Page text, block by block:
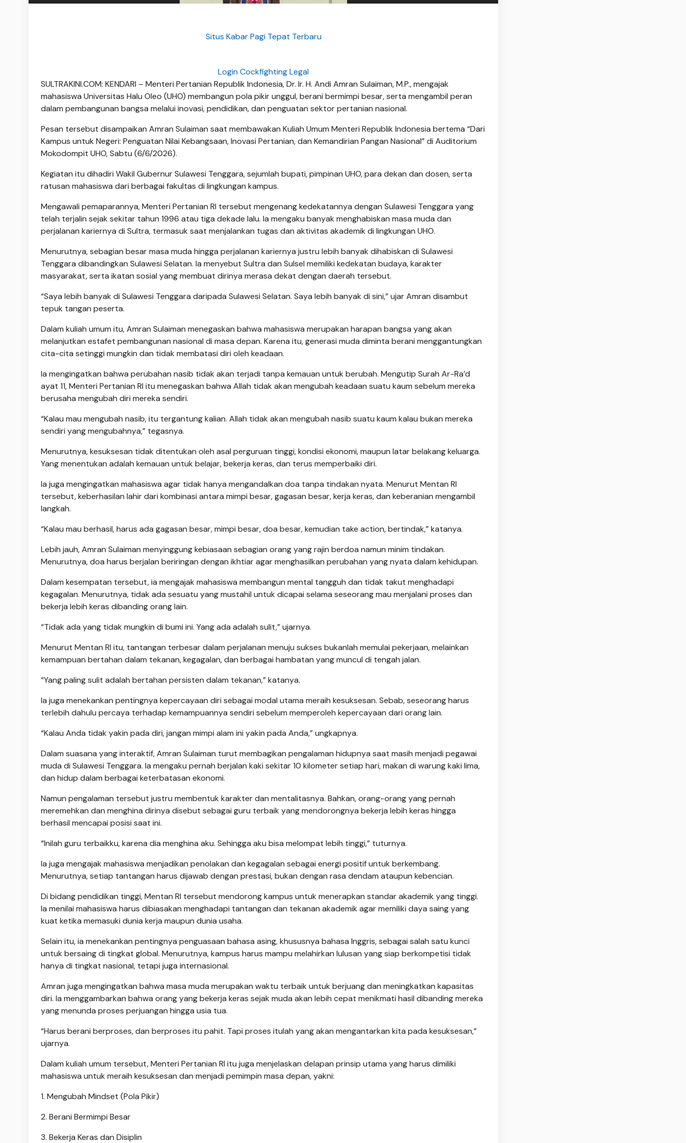
Situs Kabar Pagi Tepat Terbaru
Login Cockfighting Legal
SULTRAKINI.COM: KENDARI – Menteri Pertanian Republik Indonesia, Dr. Ir. H. Andi Amran Sulaiman, M.P., mengajak
mahasiswa Universitas Halu Oleo (UHO) membangun pola pikir unggul, berani bermimpi besar, serta mengambil peran
dalam pembangunan bangsa melalui inovasi, pendidikan, dan penguatan sektor pertanian nasional.
Pesan tersebut disampaikan Amran Sulaiman saat membawakan Kuliah Umum Menteri Republik Indonesia bertema “Dari
Kampus untuk Negeri: Penguatan Nilai Kebangsaan, Inovasi Pertanian, dan Kemandirian Pangan Nasional” di Auditorium
Mokodompit UHO, Sabtu (6/6/2026).
Kegiatan itu dihadiri Wakil Gubernur Sulawesi Tenggara, sejumlah bupati, pimpinan UHO, para dekan dan dosen, serta
ratusan mahasiswa dari berbagai fakultas di lingkungan kampus.
Mengawali pemaparannya, Menteri Pertanian RI tersebut mengenang kedekatannya dengan Sulawesi Tenggara yang
telah terjalin sejak sekitar tahun 1996 atau tiga dekade lalu. Ia mengaku banyak menghabiskan masa muda dan
perjalanan kariernya di Sultra, termasuk saat menjalankan tugas dan aktivitas akademik di lingkungan UHO.
Menurutnya, sebagian besar masa muda hingga perjalanan kariernya justru lebih banyak dihabiskan di Sulawesi
Tenggara dibandingkan Sulawesi Selatan. Ia menyebut Sultra dan Sulsel memiliki kedekatan budaya, karakter
masyarakat, serta ikatan sosial yang membuat dirinya merasa dekat dengan daerah tersebut.
“Saya lebih banyak di Sulawesi Tenggara daripada Sulawesi Selatan. Saya lebih banyak di sini,” ujar Amran disambut
tepuk tangan peserta.
Dalam kuliah umum itu, Amran Sulaiman menegaskan bahwa mahasiswa merupakan harapan bangsa yang akan
melanjutkan estafet pembangunan nasional di masa depan. Karena itu, generasi muda diminta berani menggantungkan
cita-cita setinggi mungkin dan tidak membatasi diri oleh keadaan.
Ia mengingatkan bahwa perubahan nasib tidak akan terjadi tanpa kemauan untuk berubah. Mengutip Surah Ar-Ra’d
ayat 11, Menteri Pertanian RI itu menegaskan bahwa Allah tidak akan mengubah keadaan suatu kaum sebelum mereka
berusaha mengubah diri mereka sendiri.
“Kalau mau mengubah nasib, itu tergantung kalian. Allah tidak akan mengubah nasib suatu kaum kalau bukan mereka
sendiri yang mengubahnya,” tegasnya.
Menurutnya, kesuksesan tidak ditentukan oleh asal perguruan tinggi, kondisi ekonomi, maupun latar belakang keluarga.
Yang menentukan adalah kemauan untuk belajar, bekerja keras, dan terus memperbaiki diri.
Ia juga mengingatkan mahasiswa agar tidak hanya mengandalkan doa tanpa tindakan nyata. Menurut Mentan RI
tersebut, keberhasilan lahir dari kombinasi antara mimpi besar, gagasan besar, kerja keras, dan keberanian mengambil
langkah.
“Kalau mau berhasil, harus ada gagasan besar, mimpi besar, doa besar, kemudian take action, bertindak,” katanya.
Lebih jauh, Amran Sulaiman menyinggung kebiasaan sebagian orang yang rajin berdoa namun minim tindakan.
Menurutnya, doa harus berjalan beriringan dengan ikhtiar agar menghasilkan perubahan yang nyata dalam kehidupan.
Dalam kesempatan tersebut, ia mengajak mahasiswa membangun mental tangguh dan tidak takut menghadapi
kegagalan. Menurutnya, tidak ada sesuatu yang mustahil untuk dicapai selama seseorang mau menjalani proses dan
bekerja lebih keras dibanding orang lain.
“Tidak ada yang tidak mungkin di bumi ini. Yang ada adalah sulit,” ujarnya.
Menurut Mentan RI itu, tantangan terbesar dalam perjalanan menuju sukses bukanlah memulai pekerjaan, melainkan
kemampuan bertahan dalam tekanan, kegagalan, dan berbagai hambatan yang muncul di tengah jalan.
“Yang paling sulit adalah bertahan persisten dalam tekanan,” katanya.
Ia juga menekankan pentingnya kepercayaan diri sebagai modal utama meraih kesuksesan. Sebab, seseorang harus
terlebih dahulu percaya terhadap kemampuannya sendiri sebelum memperoleh kepercayaan dari orang lain.
“Kalau Anda tidak yakin pada diri, jangan mimpi alam ini yakin pada Anda,” ungkapnya.
Dalam suasana yang interaktif, Amran Sulaiman turut membagikan pengalaman hidupnya saat masih menjadi pegawai
muda di Sulawesi Tenggara. Ia mengaku pernah berjalan kaki sekitar 10 kilometer setiap hari, makan di warung kaki lima,
dan hidup dalam berbagai keterbatasan ekonomi.
Namun pengalaman tersebut justru membentuk karakter dan mentalitasnya. Bahkan, orang-orang yang pernah
meremehkan dan menghina dirinya disebut sebagai guru terbaik yang mendorongnya bekerja lebih keras hingga
berhasil mencapai posisi saat ini.
“Inilah guru terbaikku, karena dia menghina aku. Sehingga aku bisa melompat lebih tinggi,” tuturnya.
Ia juga mengajak mahasiswa menjadikan penolakan dan kegagalan sebagai energi positif untuk berkembang.
Menurutnya, setiap tantangan harus dijawab dengan prestasi, bukan dengan rasa dendam ataupun kebencian.
Di bidang pendidikan tinggi, Mentan RI tersebut mendorong kampus untuk menerapkan standar akademik yang tinggi.
Ia menilai mahasiswa harus dibiasakan menghadapi tantangan dan tekanan akademik agar memiliki daya saing yang
kuat ketika memasuki dunia kerja maupun dunia usaha.
Selain itu, ia menekankan pentingnya penguasaan bahasa asing, khususnya bahasa Inggris, sebagai salah satu kunci
untuk bersaing di tingkat global. Menurutnya, kampus harus mampu melahirkan lulusan yang siap berkompetisi tidak
hanya di tingkat nasional, tetapi juga internasional.
Amran juga mengingatkan bahwa masa muda merupakan waktu terbaik untuk berjuang dan meningkatkan kapasitas
diri. Ia menggambarkan bahwa orang yang bekerja keras sejak muda akan lebih cepat menikmati hasil dibanding mereka
yang menunda proses perjuangan hingga usia tua.
“Harus berani berproses, dan berproses itu pahit. Tapi proses itulah yang akan mengantarkan kita pada kesuksesan,”
ujarnya.
Dalam kuliah umum tersebut, Menteri Pertanian RI itu juga menjelaskan delapan prinsip utama yang harus dimiliki
mahasiswa untuk meraih kesuksesan dan menjadi pemimpin masa depan, yakni:
1. Mengubah Mindset (Pola Pikir)
2. Berani Bermimpi Besar
3. Bekerja Keras dan Disiplin